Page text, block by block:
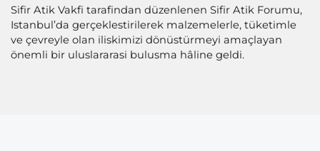
Sifir Atik Vakfi tarafindan düzenlenen Sifir Atik Forumu,
Istanbul’da gerçeklestirilerek malzemelerle, tüketimle
ve çevreyle olan iliskimizi dönüstürmeyi amaçlayan
önemli bir uluslararasi bulusma hâline geldi.